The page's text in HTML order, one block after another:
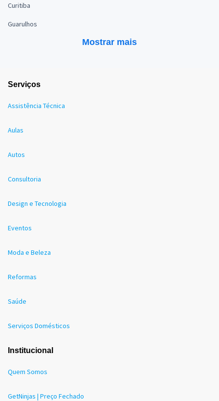
Curitiba
Guarulhos
Mostrar mais
Serviços
Assistência Técnica
Aulas
Autos
Consultoria
Design e Tecnologia
Eventos
Moda e Beleza
Reformas
Saúde
Serviços Domésticos
Institucional
Quem Somos
GetNinjas | Preço Fechado